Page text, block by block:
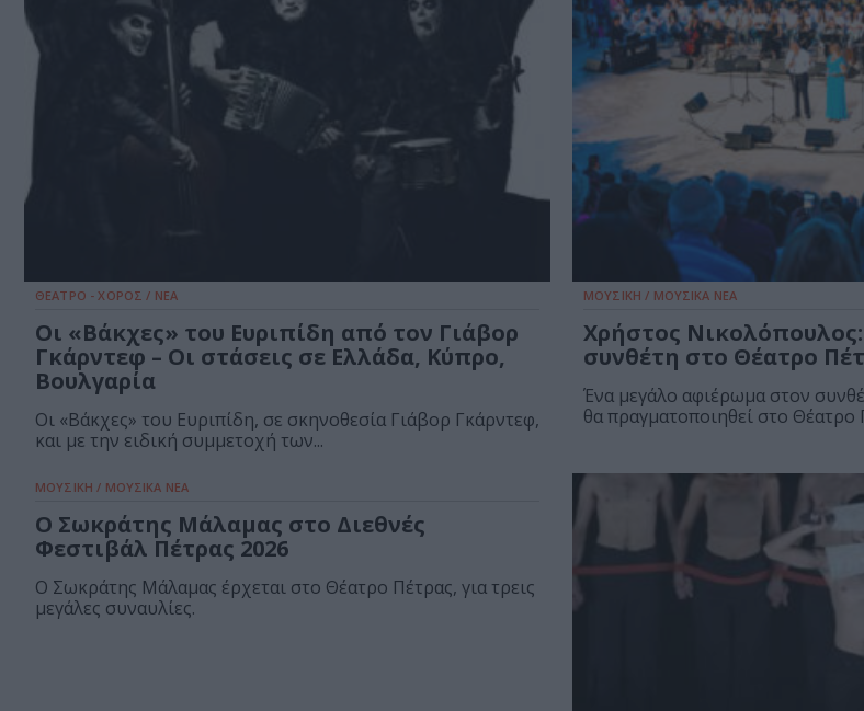
ΘΕΑΤΡΟ - ΧΟΡΟΣ / ΝΕΑ
Οι «Βάκχες» του Ευριπίδη από τον Γιάβορ
Γκάρντεφ – Οι στάσεις σε Ελλάδα, Κύπρο,
Βουλγαρία
Οι «Βάκχες» του Ευριπίδη, σε σκηνοθεσία Γιάβορ Γκάρντεφ,
και με την ειδική συμμετοχή των...
ΜΟΥΣΙΚΗ / ΜΟΥΣΙΚΑ ΝΕΑ
Χρήστος
συνθέτη στο Θέατρο
Ένα μεγάλο αφιέρωμα στον
θα πραγματοποιηθεί στο Θέατρο
ΜΟΥΣΙΚΗ / ΜΟΥΣΙΚΑ ΝΕΑ
O Σωκράτης Μάλαμας στο Διεθνές
Φεστιβάλ Πέτρας 2026
O Σωκράτης Μάλαμας έρχεται στο Θέατρο Πέτρας, για τρεις
μεγάλες συναυλίες.